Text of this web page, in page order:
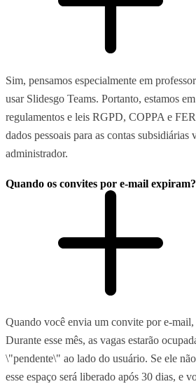
Sim, pensamos especialmente em
usar Slidesgo Teams. Portanto, estamos
regulamentos e leis RGPD, COPPA e
dados pessoais para as contas subsidiárias
administrador.
Quando os convites por e-mail expiram?
Quando você envia um convite por e-
Durante esse mês, as vagas estarão
\"pendente\" ao lado do usuário. Se ele
esse espaço será liberado após 30 dias, e